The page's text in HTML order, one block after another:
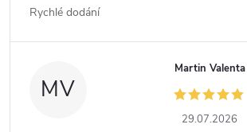
Rychlé dodání
MV
Martin Valenta
29.07.2026